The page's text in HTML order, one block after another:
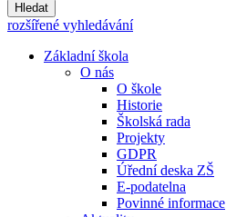
Hledat
rozšířené vyhledávání
Základní škola
O nás
O škole
Historie
Školská rada
Projekty
GDPR
Úřední deska ZŠ
E-podatelna
Povinné informace